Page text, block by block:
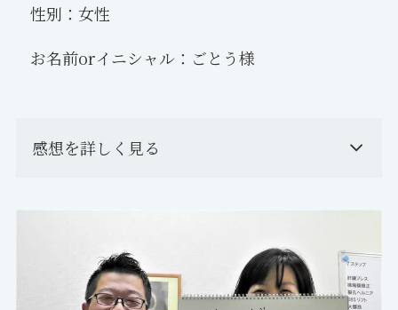
性別：女性
お名前orイニシャル：ごとう様
感想を詳しく見る